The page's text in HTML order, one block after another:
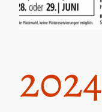
2024